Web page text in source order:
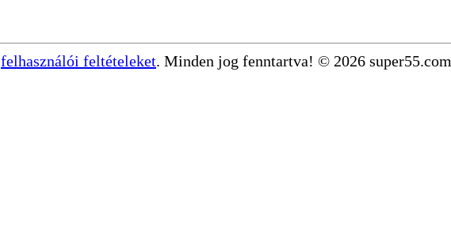
felhasználói feltételeket. Minden jog fenntartva! © 2026 super55.com